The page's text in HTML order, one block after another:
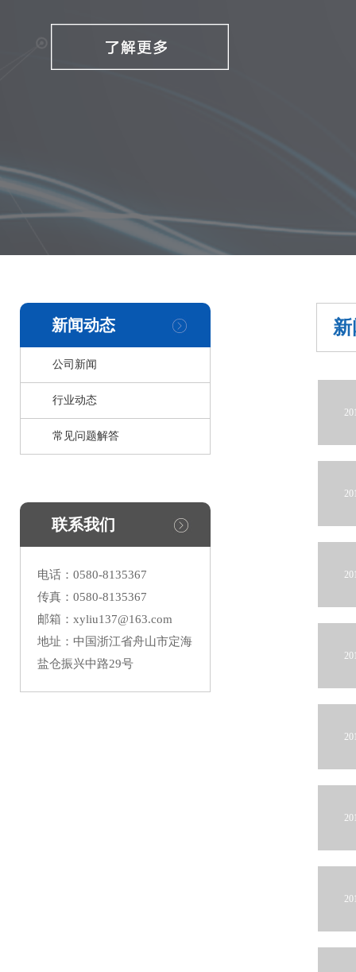
新闻动态
公司新闻
行业动态
常见问题解答
联系我们
电话：0580-8135367
传真：0580-8135367
邮箱：xyliu137@163.com
地址：中国浙江省舟山市定海
盐仓振兴中路29号